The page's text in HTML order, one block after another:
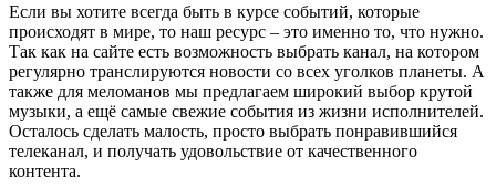
Если вы хотите всегда быть в курсе событий, которые
происходят в мире, то наш ресурс – это именно то, что нужно.
Так как на сайте есть возможность выбрать канал, на котором
регулярно транслируются новости со всех уголков планеты. А
также для меломанов мы предлагаем широкий выбор крутой
музыки, а ещё самые свежие события из жизни исполнителей.
Осталось сделать малость, просто выбрать понравившийся
телеканал, и получать удовольствие от качественного
контента.